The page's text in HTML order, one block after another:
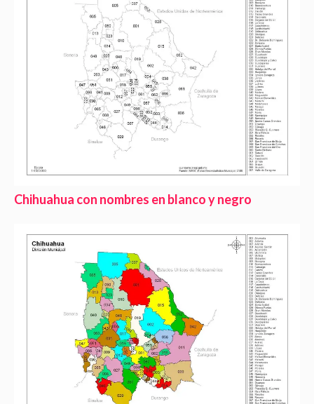
Chihuahua con nombres en blanco y negro